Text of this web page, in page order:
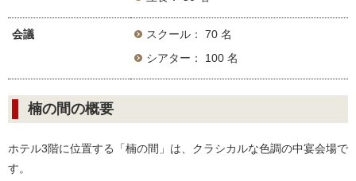
会議
スクール： 70 名
シアター： 100 名
楠の間の概要
ホテル3階に位置する「楠の間」は、クラシカルな色調の中宴会場で
す。